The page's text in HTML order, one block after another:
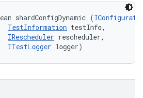
shardConfigDynamic (
TestInformation testInfo,
IRescheduler rescheduler,
ITestLogger logger)